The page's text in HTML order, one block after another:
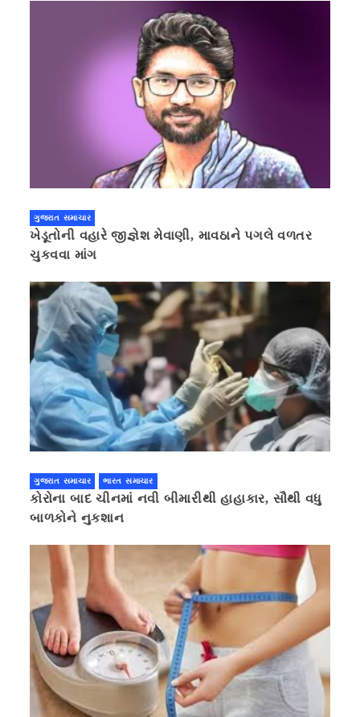
ગુજરાત સમાચાર
ખેડૂતોની વહારે જીજ્ઞેશ મેવાણી, માવઠાને પગલે વળતર
ચુકવવા માંગ
ગુજરાત સમાચાર ભારત સમાચાર
કોરોના બાદ ચીનમાં નવી બીમારીથી હાહાકાર, સૌથી વધુ
બાળકોને નુકશાન